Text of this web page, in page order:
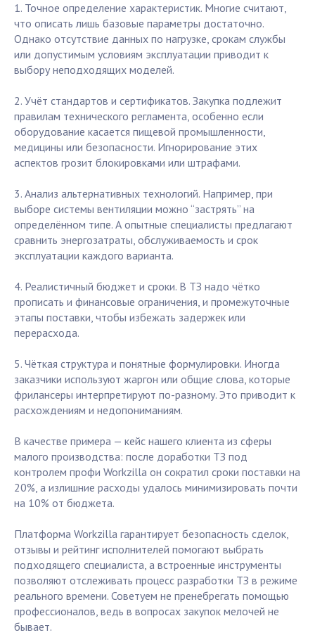
1. Точное определение характеристик. Многие считают,
что описать лишь базовые параметры достаточно.
Однако отсутствие данных по нагрузке, срокам службы
или допустимым условиям эксплуатации приводит к
выбору неподходящих моделей.
2. Учёт стандартов и сертификатов. Закупка подлежит
правилам технического регламента, особенно если
оборудование касается пищевой промышленности,
медицины или безопасности. Игнорирование этих
аспектов грозит блокировками или штрафами.
3. Анализ альтернативных технологий. Например, при
выборе системы вентиляции можно “застрять” на
определённом типе. А опытные специалисты предлагают
сравнить энергозатраты, обслуживаемость и срок
эксплуатации каждого варианта.
4. Реалистичный бюджет и сроки. В ТЗ надо чётко
прописать и финансовые ограничения, и промежуточные
этапы поставки, чтобы избежать задержек или
перерасхода.
5. Чёткая структура и понятные формулировки. Иногда
заказчики используют жаргон или общие слова, которые
фрилансеры интерпретируют по-разному. Это приводит к
расхождениям и недопониманиям.
В качестве примера — кейс нашего клиента из сферы
малого производства: после доработки ТЗ под
контролем профи Workzilla он сократил сроки поставки на
20%, а излишние расходы удалось минимизировать почти
на 10% от бюджета.
Платформа Workzilla гарантирует безопасность сделок,
отзывы и рейтинг исполнителей помогают выбрать
подходящего специалиста, а встроенные инструменты
позволяют отслеживать процесс разработки ТЗ в режиме
реального времени. Советуем не пренебрегать помощью
профессионалов, ведь в вопросах закупок мелочей не
бывает.